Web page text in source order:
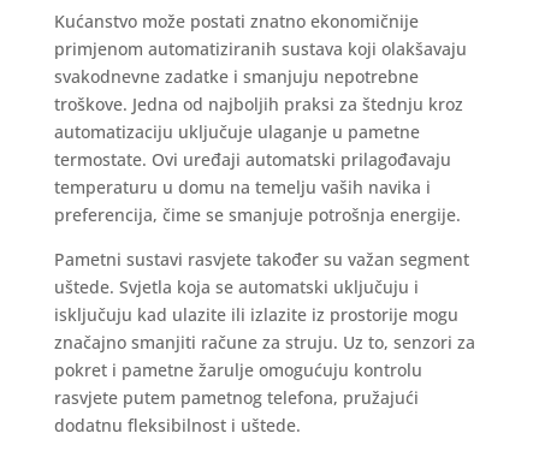
Kućanstvo može postati znatno ekonomičnije
primjenom automatiziranih sustava koji olakšavaju
svakodnevne zadatke i smanjuju nepotrebne
troškove. Jedna od najboljih praksi za štednju kroz
automatizaciju uključuje ulaganje u pametne
termostate. Ovi uređaji automatski prilagođavaju
temperaturu u domu na temelju vaših navika i
preferencija, čime se smanjuje potrošnja energije.
Pametni sustavi rasvjete također su važan segment
uštede. Svjetla koja se automatski uključuju i
isključuju kad ulazite ili izlazite iz prostorije mogu
značajno smanjiti račune za struju. Uz to, senzori za
pokret i pametne žarulje omogućuju kontrolu
rasvjete putem pametnog telefona, pružajući
dodatnu fleksibilnost i uštede.